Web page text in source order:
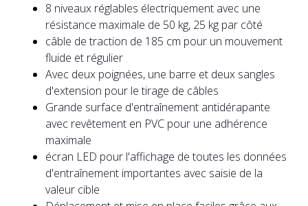
8 niveaux réglables électriquement avec une
résistance maximale de 50 kg, 25 kg par côté
câble de traction de 185 cm pour un mouvement
fluide et régulier
Avec deux poignées, une barre et deux sangles
d'extension pour le tirage de câbles
Grande surface d'entraînement antidérapante
avec revêtement en PVC pour une adhérence
maximale
écran LED pour l'affichage de toutes les données
d'entraînement importantes avec saisie de la
valeur cible